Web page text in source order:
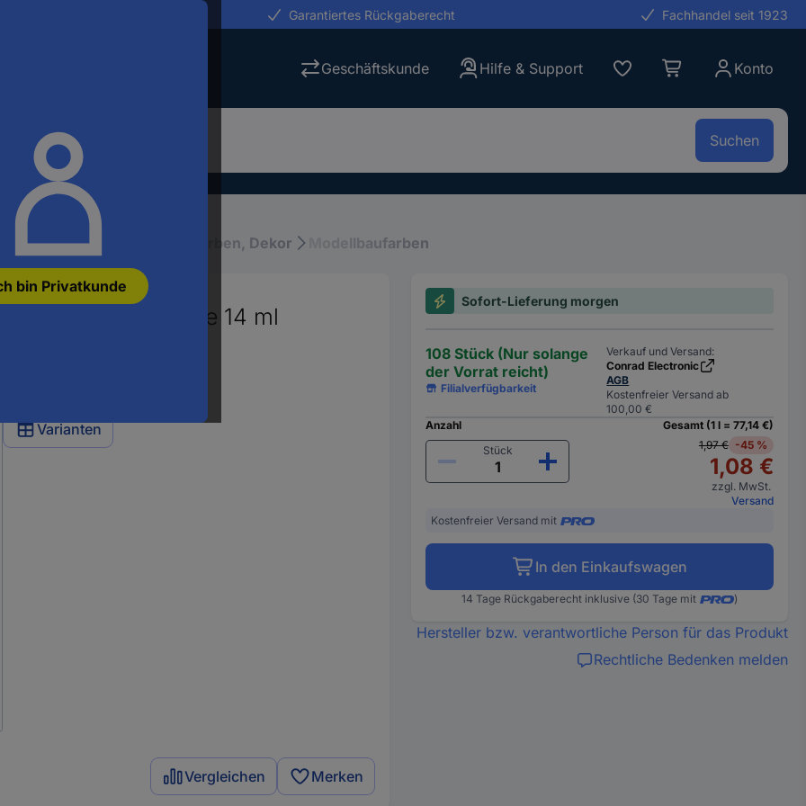
bin Privatkunde
Garantiertes Rückgaberecht Fachhandel seit 1923
Geschäftskunde Hilfe & Support Konto
Suchen
Zubehör Airbrush, Farben, Dekor Modellbaufarben
312 Dose 14 ml
Varianten
Vergleichen Merken
Sofort-Lieferung morgen
108 Stück (Nur solange
der Vorrat reicht)
Filialverfügbarkeit
Verkauf und Versand:
Conrad Electronic
AGB
Kostenfreier Versand ab
100,00 €
Anzahl
Stück
Gesamt (1 l = 77,14 €)
1,97 € -45 %
1,08 €
zzgl. MwSt.
Versand
Kostenfreier Versand mit
In den Einkaufswagen
14 Tage Rückgaberecht inklusive (30 Tage mit )
Hersteller bzw. verantwortliche Person für das Produkt
Rechtliche Bedenken melden